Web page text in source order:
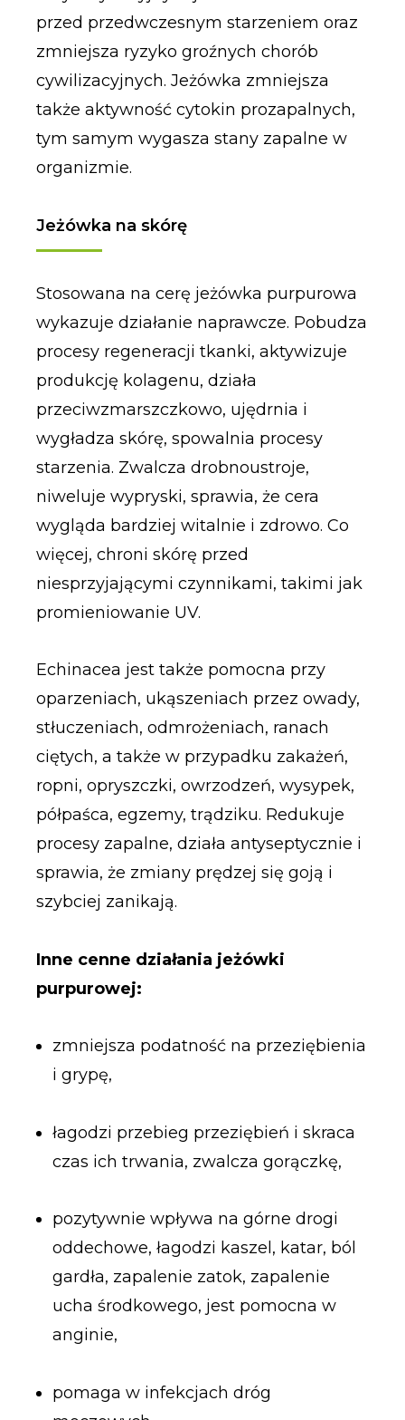
przed przedwczesnym starzeniem oraz
zmniejsza ryzyko groźnych chorób
cywilizacyjnych. Jeżówka zmniejsza
także aktywność cytokin prozapalnych,
tym samym wygasza stany zapalne w
organizmie.
Jeżówka na skórę
Stosowana na cerę jeżówka purpurowa
wykazuje działanie naprawcze. Pobudza
procesy regeneracji tkanki, aktywizuje
produkcję kolagenu, działa
przeciwzmarszczkowo, ujędrnia i
wygładza skórę, spowalnia procesy
starzenia. Zwalcza drobnoustroje,
niweluje wypryski, sprawia, że cera
wygląda bardziej witalnie i zdrowo. Co
więcej, chroni skórę przed
niesprzyjającymi czynnikami, takimi jak
promieniowanie UV.
Echinacea jest także pomocna przy
oparzeniach, ukąszeniach przez owady,
stłuczeniach, odmrożeniach, ranach
ciętych, a także w przypadku zakażeń,
ropni, opryszczki, owrzodzeń, wysypek,
półpaśca, egzemy, trądziku. Redukuje
procesy zapalne, działa antyseptycznie i
sprawia, że zmiany prędzej się goją i
szybciej zanikają.
Inne cenne działania jeżówki
purpurowej:
zmniejsza podatność na przeziębienia
i grypę,
łagodzi przebieg przeziębień i skraca
czas ich trwania, zwalcza gorączkę,
pozytywnie wpływa na górne drogi
oddechowe, łagodzi kaszel, katar, ból
gardła, zapalenie zatok, zapalenie
ucha środkowego, jest pomocna w
anginie,
pomaga w infekcjach dróg